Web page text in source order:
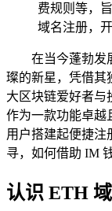
费规则等，
域名注册，
在当今蓬勃发
璨的新星，凭借其
大区块链爱好者与
作为一款功能卓越
用户搭建起便捷注
寻，如何借助 IM
认识 ETH